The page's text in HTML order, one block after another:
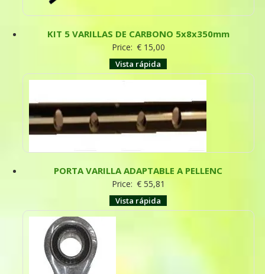
KIT 5 VARILLAS DE CARBONO 5x8x350mm
Price: €15,00
Vista rápida
PORTA VARILLA ADAPTABLE A PELLENC
Price: €55,81
Vista rápida